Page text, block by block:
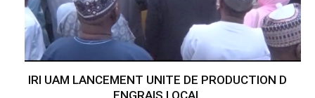
IRI UAM LANCEMENT UNITE DE PRODUCTION D
ENGRAIS LOCAL